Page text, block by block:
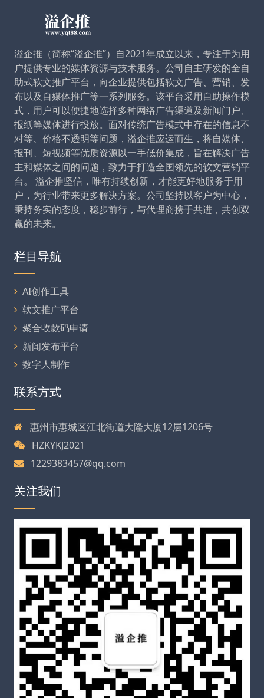
溢企推（简称“溢企推”）自2021年成立以来，专注于为用
户提供专业的媒体资源与技术服务。公司自主研发的全自
助式软文推广平台，向企业提供包括软文广告、营销、发
布以及自媒体推广等一系列服务。该平台采用自助操作模
式，用户可以便捷地选择多种网络广告渠道及新闻门户、
报纸等媒体进行投放。面对传统广告模式中存在的信息不
对等、价格不透明等问题，溢企推应运而生，将自媒体、
报刊、短视频等优质资源以一手低价集成，旨在解决广告
主和媒体之间的问题，致力于打造全国领先的软文营销平
台。 溢企推坚信，唯有持续创新，才能更好地服务于用
户，为行业带来更多解决方案。公司坚持以客户为中心，
秉持务实的态度，稳步前行，与代理商携手共进，共创双
赢的未来。
栏目导航
AI创作工具
软文推广平台
聚合收款码申请
新闻发布平台
数字人制作
联系方式
惠州市惠城区江北街道大隆大厦12层1206号
HZKYKJ2021
1229383457@qq.com
关注我们